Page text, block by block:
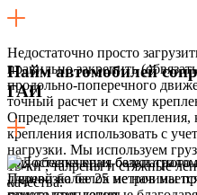
Недостаточно просто
правильно закрепить
продольно-поперечного
точный расчет и схему
Определяет точки крепления,
крепления использовать с
нагрузки. Мы используем
13-ки , талрепы и стяжные
качества.
Найм автомобилей
ГАИ
Для обеспечения
длиной более 25 метров мы
Перевозка балок не